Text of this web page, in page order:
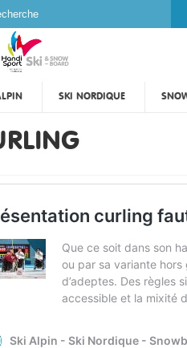
SKI NORDIQUE